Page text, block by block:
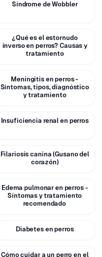
CUIDADOS
Síndrome de Wobbler
CUIDADOS
¿Qué es el estornudo
inverso en perros? Causas y
tratamiento
CUIDADOS
Meningitis en perros -
Síntomas, tipos, diagnóstico
y tratamiento
CUIDADOS
Insuficiencia renal en perros
CUIDADOS
Filariosis canina (Gusano del
corazón)
CUIDADOS
Edema pulmonar en perros -
Síntomas y tratamiento
recomendado
CUIDADOSDiabetes en perros
CUIDADOS
Cómo cuidar a un perro en el